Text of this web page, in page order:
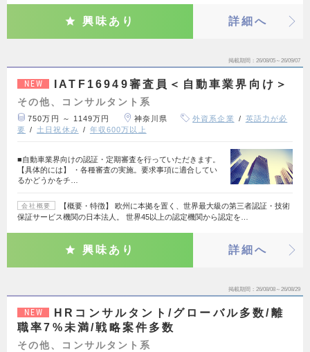
興味あり 詳細へ
掲載期間 26/08/05～26/09/07
NEW IATF16949審査員＜自動車業界向け＞
その他、コンサルタント系
750万円 ～ 1149万円 神奈川県 外資系企業
英語力が必
要
土日祝休み 年収600万以上
■自動車業界向けの認証・定期審査を行っていただきます。
【具体的には】 ・各種審査の実施。要求事項に適合してい
るかどうかをチ…
会社概要
【概要・特徴】 欧州に本拠を置く、世界最大級の第三者認証・技術
保証サービス機関の日本法人。 世界45以上の認定機関から認定を…
興味あり 詳細へ
掲載期間 26/08/08～26/08/29
NEW
HRコンサルタント/グローバル多数/離
職率7%未満/戦略案件多数
その他、コンサルタント系